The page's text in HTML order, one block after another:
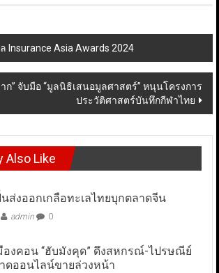
Insurance Asia Awards 2024
ก” จับมือ “มูลนิธิเสนอมูลศาสตร์” หนุนโครงการ
ประวัติศาสตร์บันทึกกีฬาไทย
Also Like
นส่งออกเกลือทะเลไทยบุกตลาดจีน
admin 0
องคอน “ฮับมังคุด” ดึงสหกรณ์-ไปรษณีย์
ดออนไลน์ขายล่วงหน้า